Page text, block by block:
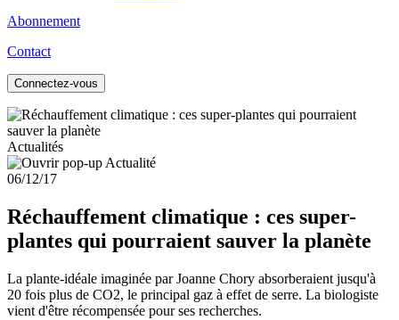
Abonnement
Contact
Connectez-vous
Actualités
06/12/17
Réchauffement climatique : ces super-
plantes qui pourraient sauver la planète
La plante-idéale imaginée par Joanne Chory absorberaient jusqu'à
20 fois plus de CO2, le principal gaz à effet de serre. La biologiste
vient d'être récompensée pour ses recherches.